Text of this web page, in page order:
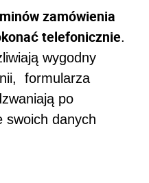
zamówienia
telefonicznie.
wygodny
formularza
po
swoich danych